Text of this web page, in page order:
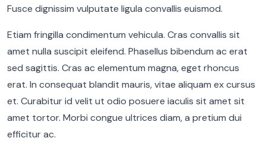
Fusce dignissim vulputate ligula convallis euismod.
Etiam fringilla condimentum vehicula. Cras convallis sit
amet nulla suscipit eleifend. Phasellus bibendum ac erat
sed sagittis. Cras ac elementum magna, eget rhoncus
erat. In consequat blandit mauris, vitae aliquam ex cursus
et. Curabitur id velit ut odio posuere iaculis sit amet sit
amet tortor. Morbi congue ultrices diam, a pretium dui
efficitur ac.